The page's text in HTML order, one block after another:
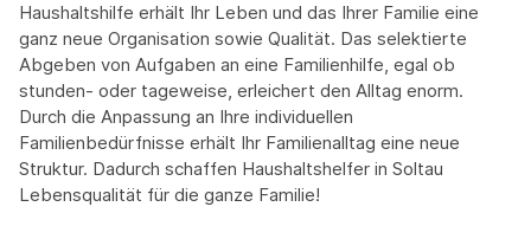
Haushaltshilfe erhält Ihr Leben und das Ihrer Familie eine
ganz neue Organisation sowie Qualität. Das selektierte
Abgeben von Aufgaben an eine Familienhilfe, egal ob
stunden- oder tageweise, erleichert den Alltag enorm.
Durch die Anpassung an Ihre individuellen
Familienbedürfnisse erhält Ihr Familienalltag eine neue
Struktur. Dadurch schaffen Haushaltshelfer in Soltau
Lebensqualität für die ganze Familie!